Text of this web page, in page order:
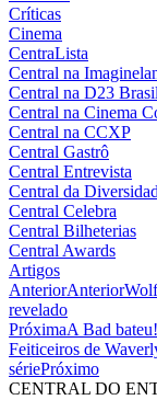
Críticas
Cinema
CentraLista
Central na
Central na D23 Brasil
Central na Cinema
Central na CCXP
Central Gastrô
Central Entrevista
Central da
Central Celebra
Central Bilheterias
Central Awards
Artigos
AnteriorAnterior
revelado
PróximaA Bad
Feiticeiros de
sériePróximo
CENTRAL DO